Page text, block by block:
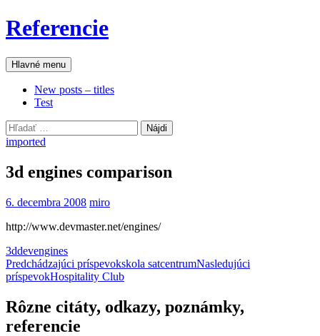
Preskočiť
na
Referencie
Hľadať
Hlavné menu
New posts – titles
Test
Hľadať:
imported
3d engines comparison
6. decembra 2008 miro
http://www.devmaster.net/engines/
3ddevengines
Navigácia
článkami
Predchádzajúci príspevokskola satcentrumNasledujúci
príspevokHospitality Club
Rôzne citáty, odkazy, poznámky,
referencie